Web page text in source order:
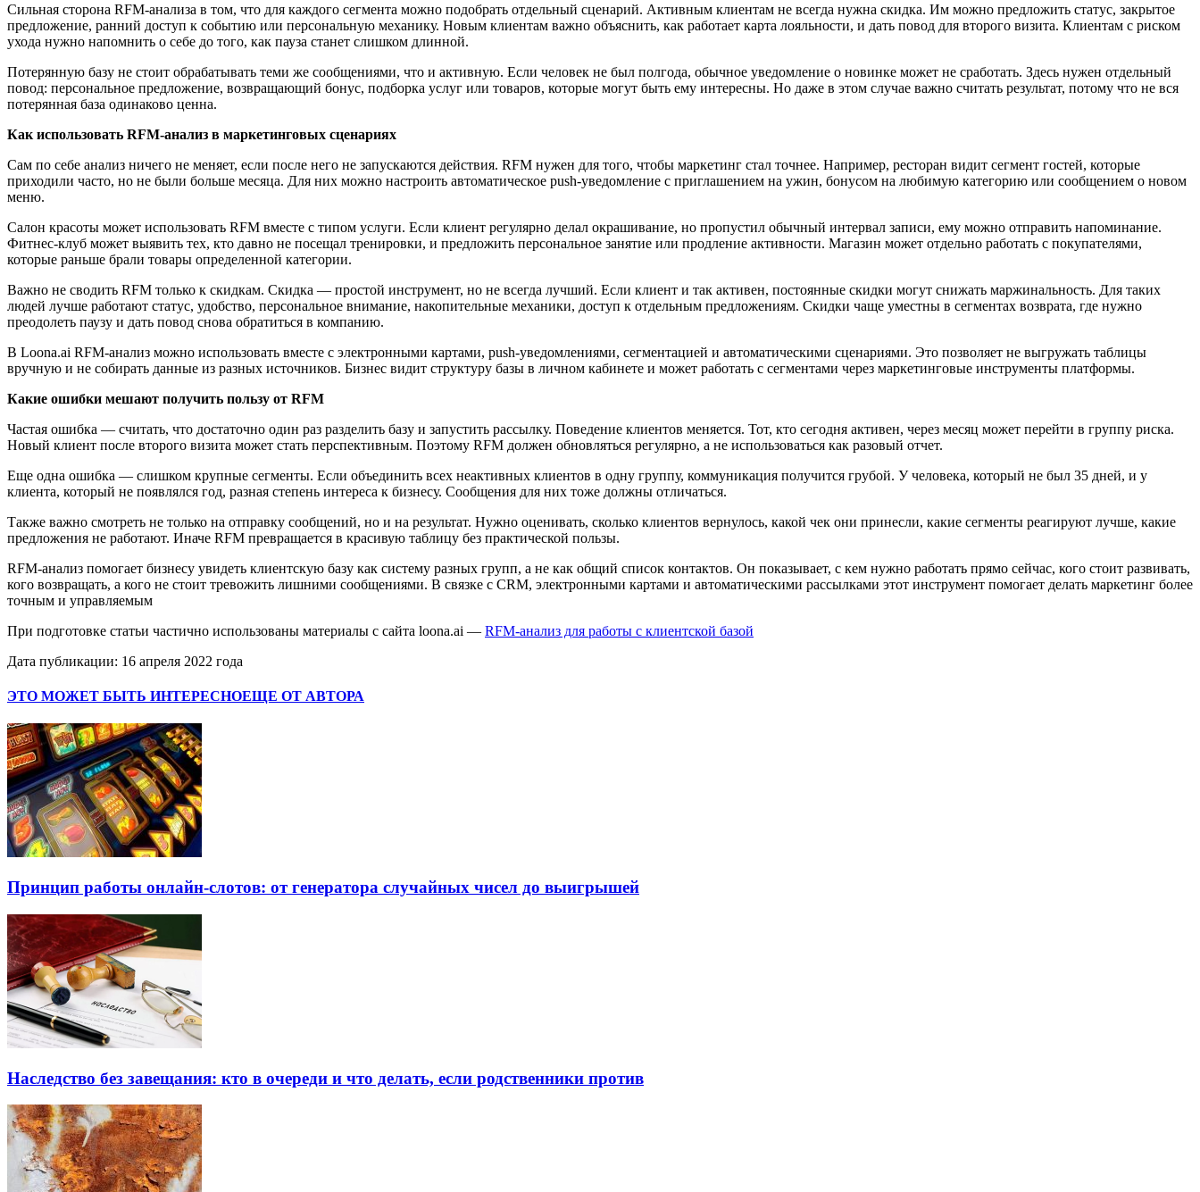
Сильная сторона RFM-анализа в том, что для каждого сегмента можно подобрать отдельный сценарий. Активным клиентам не всегда нужна скидка. Им можно предложить статус, закрытое
предложение, ранний доступ к событию или персональную механику. Новым клиентам важно объяснить, как работает карта лояльности, и дать повод для второго визита. Клиентам с риском
ухода нужно напомнить о себе до того, как пауза станет слишком длинной.
Потерянную базу не стоит обрабатывать теми же сообщениями, что и активную. Если человек не был полгода, обычное уведомление о новинке может не сработать. Здесь нужен отдельный
повод: персональное предложение, возвращающий бонус, подборка услуг или товаров, которые могут быть ему интересны. Но даже в этом случае важно считать результат, потому что не вся
потерянная база одинаково ценна.
Как использовать RFM-анализ в маркетинговых сценариях
Сам по себе анализ ничего не меняет, если после него не запускаются действия. RFM нужен для того, чтобы маркетинг стал точнее. Например, ресторан видит сегмент гостей, которые
приходили часто, но не были больше месяца. Для них можно настроить автоматическое push-уведомление с приглашением на ужин, бонусом на любимую категорию или сообщением о новом
меню.
Салон красоты может использовать RFM вместе с типом услуги. Если клиент регулярно делал окрашивание, но пропустил обычный интервал записи, ему можно отправить напоминание.
Фитнес-клуб может выявить тех, кто давно не посещал тренировки, и предложить персональное занятие или продление активности. Магазин может отдельно работать с покупателями,
которые раньше брали товары определенной категории.
Важно не сводить RFM только к скидкам. Скидка — простой инструмент, но не всегда лучший. Если клиент и так активен, постоянные скидки могут снижать маржинальность. Для таких
людей лучше работают статус, удобство, персональное внимание, накопительные механики, доступ к отдельным предложениям. Скидки чаще уместны в сегментах возврата, где нужно
преодолеть паузу и дать повод снова обратиться в компанию.
В Loona.ai RFM-анализ можно использовать вместе с электронными картами, push-уведомлениями, сегментацией и автоматическими сценариями. Это позволяет не выгружать таблицы
вручную и не собирать данные из разных источников. Бизнес видит структуру базы в личном кабинете и может работать с сегментами через маркетинговые инструменты платформы.
Какие ошибки мешают получить пользу от RFM
Частая ошибка — считать, что достаточно один раз разделить базу и запустить рассылку. Поведение клиентов меняется. Тот, кто сегодня активен, через месяц может перейти в группу риска.
Новый клиент после второго визита может стать перспективным. Поэтому RFM должен обновляться регулярно, а не использоваться как разовый отчет.
Еще одна ошибка — слишком крупные сегменты. Если объединить всех неактивных клиентов в одну группу, коммуникация получится грубой. У человека, который не был 35 дней, и у
клиента, который не появлялся год, разная степень интереса к бизнесу. Сообщения для них тоже должны отличаться.
Также важно смотреть не только на отправку сообщений, но и на результат. Нужно оценивать, сколько клиентов вернулось, какой чек они принесли, какие сегменты реагируют лучше, какие
предложения не работают. Иначе RFM превращается в красивую таблицу без практической пользы.
RFM-анализ помогает бизнесу увидеть клиентскую базу как систему разных групп, а не как общий список контактов. Он показывает, с кем нужно работать прямо сейчас, кого стоит развивать,
кого возвращать, а кого не стоит тревожить лишними сообщениями. В связке с CRM, электронными картами и автоматическими рассылками этот инструмент помогает делать маркетинг более
точным и управляемым
При подготовке статьи частично использованы материалы с сайта loona.ai — RFM-анализ для работы с клиентской базой
Дата публикации: 16 апреля 2022 года
ЭТО МОЖЕТ БЫТЬ ИНТЕРЕСНОЕЩЕ ОТ АВТОРА
Принцип работы онлайн-слотов: от генератора случайных чисел до выигрышей
Наследство без завещания: кто в очереди и что делать, если родственники против